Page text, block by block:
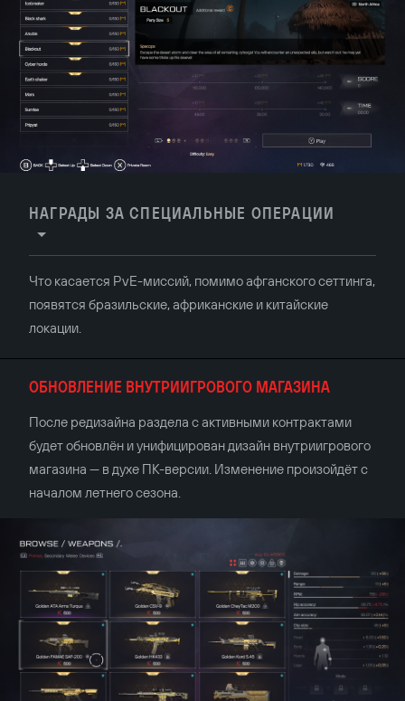
НАГРАДЫ ЗА СПЕЦИАЛЬНЫЕ ОПЕРАЦИИ
Что касается PvE-миссий, помимо афганского сеттинга,
появятся бразильские, африканские и китайские
локации.
ОБНОВЛЕНИЕ ВНУТРИИГРОВОГО МАГАЗИНА
После редизайна раздела с активными контрактами
будет обновлён и унифицирован дизайн внутриигрового
магазина — в духе ПК-версии. Изменение произойдёт с
началом летнего сезона.